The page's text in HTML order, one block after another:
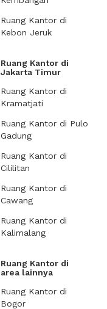
Ruang Kantor di
Kebon Jeruk
Ruang Kantor di
Jakarta Timur
Ruang Kantor di
Kramatjati
Ruang Kantor di Pulo
Gadung
Ruang Kantor di
Cililitan
Ruang Kantor di
Cawang
Ruang Kantor di
Kalimalang
Ruang Kantor di
area lainnya
Ruang Kantor di
Bogor